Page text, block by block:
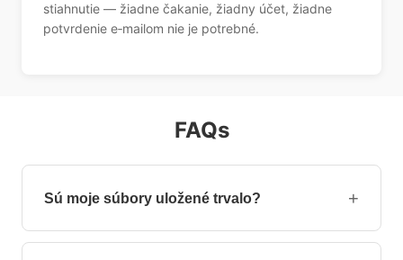
stiahnutie — žiadne čakanie, žiadny účet, žiadne
potvrdenie e‑mailom nie je potrebné.
FAQs
Sú moje súbory uložené trvalo? +
Nie, vaše súbory sú po spracovaní automaticky